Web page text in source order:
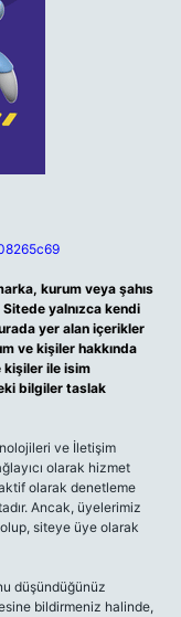
kurum veya şahıs
yalnızca kendi
yer alan içerikler
ve kişiler hakkında
kişiler ile isim
bilgiler taslak
ve İletişim
olarak hizmet
olarak denetleme
Ancak, üyelerimiz
siteye üye olarak
düşündüğünüz
bildirmeniz halinde,